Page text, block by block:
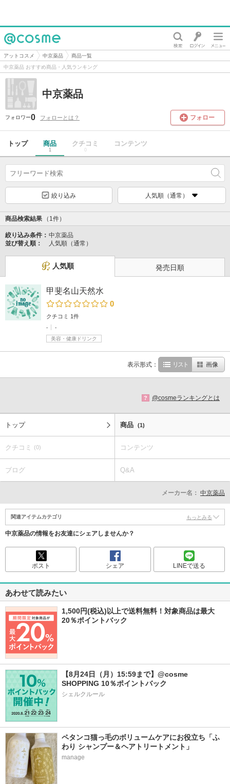
@cosme
アットコスメ 中京薬品
商品一覧
中京薬品 おすすめ商品・人気ランキング
中京薬品
フォロワー0 フォローとは？ フォロー
トップ 商品
1
クチコミ
0
コンテンツ
絞り込み 人気順（通常）
商品検索結果 （1件）
絞り込み条件： 中京薬品
並び替え順：
人気順（通常）
人気順 発売日順
甲斐名山天然水
0
クチコミ 1件
-
-
美容・健康ドリンク
表示形式： リスト 画像
? @cosmeランキングとは
トップ 商品 (1)
クチコミ (0) コンテンツ
ブログ Q&A
メーカー名： 中京薬品
関連アイテムカテゴリ もっとみる
中京薬品の情報をお友達にシェアしませんか？
ポスト シェア LINEで送る
あわせて読みたい
1,500円(税込)以上で送料無料！対象商品は最大
20％ポイントバック
【8月24日（月）15:59まで】@cosme
SHOPPING 10％ポイントバック
シェルクルール
ペタンコ猫っ毛のボリュームケアにお役立ち「ふ
わり シャンプー＆ヘアトリートメント」
manage